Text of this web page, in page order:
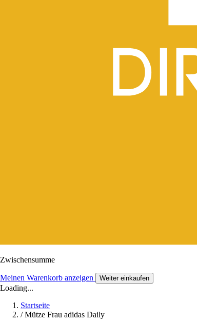
Zwischensumme
Meinen Warenkorb anzeigen Weiter einkaufen
Loading...
Startseite
/ Mütze Frau adidas Daily